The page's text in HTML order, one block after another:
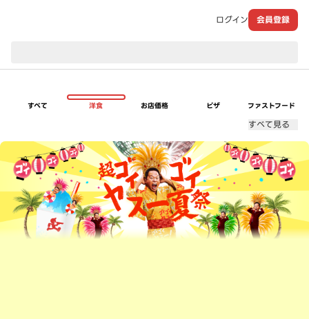
ログイン 会員登録
すべて 洋食 お店価格 ピザ ファストフード
すべて見る
超ゴイゴイヤスー夏祭